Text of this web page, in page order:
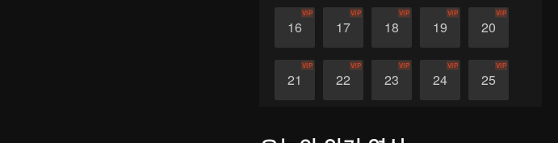
16
VIP
17
VIP
18
VIP
19
VIP
20
VIP
21
VIP
22
VIP
23
VIP
24
VIP
25
VIP